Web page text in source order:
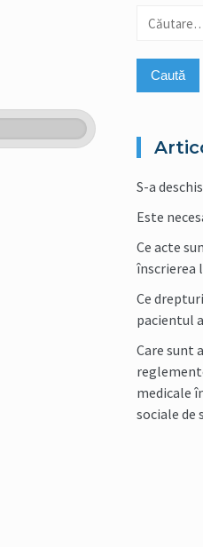
Caută
S-a
Este
Ce acte
înscrierea
Ce
pacientul
Care sunt
medicale
sociale de